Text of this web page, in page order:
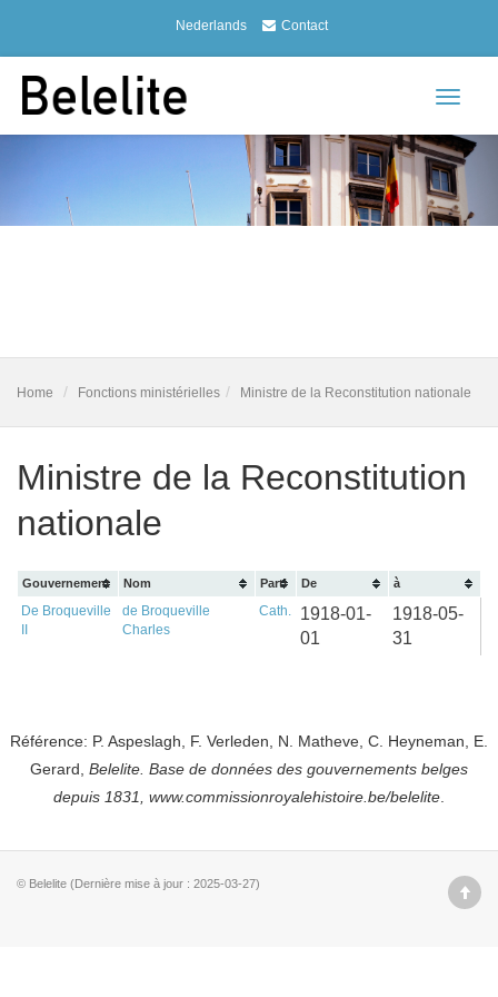
Nederlands Contact
Toggle
Home Fonctions ministérielles Ministre de la Reconstitution nationale
Ministre de la Reconstitution
nationale
Gouvernement Nom Parti De à
De Broqueville
de Broqueville
Charles
Cath.
1918-01-
01
1918-05-
31
Référence: P. Aspeslagh, F. Verleden, N. Matheve, C. Heyneman, E.
Gerard, Belelite. Base de données des gouvernements belges
depuis 1831, www.commissionroyalehistoire.be/belelite
© Belelite (Dernière mise à jour : 2025-03-27)